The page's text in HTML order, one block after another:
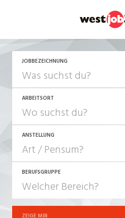
JOBBEZEICHNUNG
ARBEITSORT
ANSTELLUNG
JOB-TYP
Festanstellung
BERUFSGRUPPE
ZEIGE MIR